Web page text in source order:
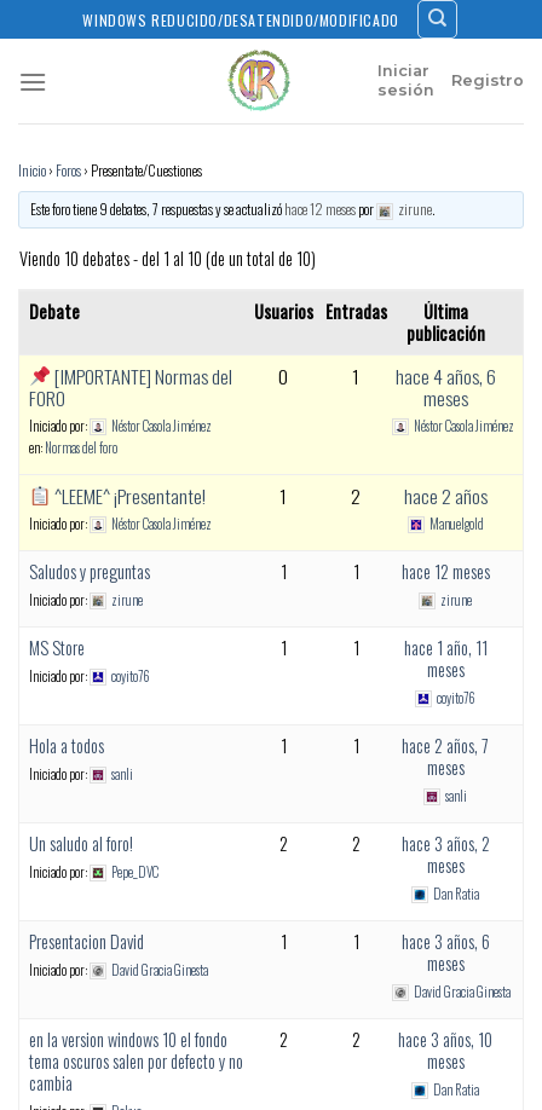
to
content
WINDOWS REDUCIDO/DESATENDIDO/MODIFICADO
Iniciar
sesión
Registro
Inicio› Foros› Presentate/Cuestiones
Este foro tiene 9 debates, 7 respuestas y se actualizóhace 12 mesespor zirune.
Viendo 10 debates - del 1 al 10 (de un total de 10)
Debate Usuarios Entradas
Última
publicación
[IMPORTANTE] Normas del
FORO
Iniciado por:
Néstor Casola Jiménez
en:Normas del foro
0 1 hace 4 años, 6
meses
Néstor Casola Jiménez
^LEEME^ ¡Presentante!
Iniciado por: Néstor Casola Jiménez
1 2 hace 2 años
Manuelgold
Saludos y preguntas
Iniciado por: zirune
1 1 hace 12 meses
zirune
MS Store
Iniciado por: coyito76
1 1
hace 1 año, 11
meses
coyito76
Hola a todos
Iniciado por: sanli
1 1
hace 2 años, 7
meses
sanli
Un saludo al foro!
Iniciado por: Pepe_DVC
2 2
hace 3 años, 2
meses
Dan Ratia
Presentacion David
Iniciado por: David Gracia Ginesta
1 1
hace 3 años, 6
meses
David Gracia Ginesta
en la version windows 10 el fondo
tema oscuros salen por defecto y no
cambia
2 2
hace 3 años, 10
meses
Dan Ratia